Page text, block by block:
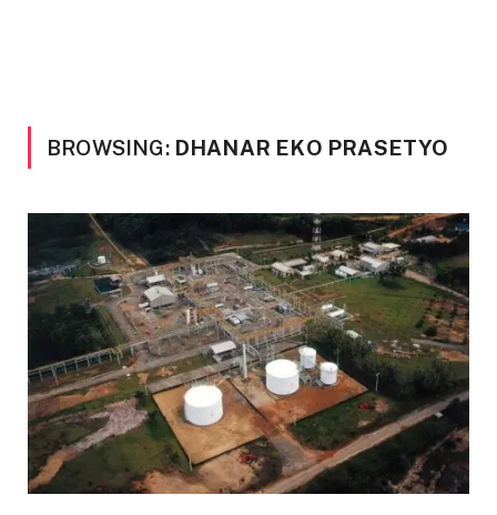
BROWSING: DHANAR EKO PRASETYO